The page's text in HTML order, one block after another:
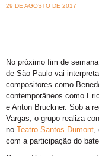
29 DE AGOSTO DE 2017
No próximo fim de
de São Paulo vai
compositores como
contemporâneos como
e Anton Bruckner. Sob a
Vargas, o grupo realiza
no Teatro Santos Dumont,
com a participação do